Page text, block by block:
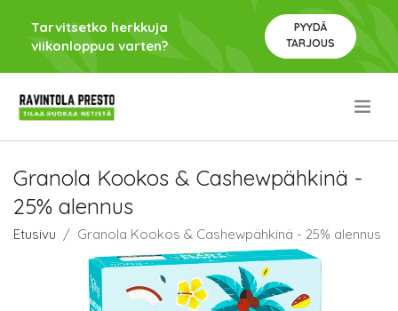
Tarvitsetko herkkuja
viikonloppua varten?
PYYDÄ
TARJOUS
Granola Kookos & Cashewpähkinä -
25% alennus
Etusivu Granola Kookos & Cashewpähkinä - 25% alennus